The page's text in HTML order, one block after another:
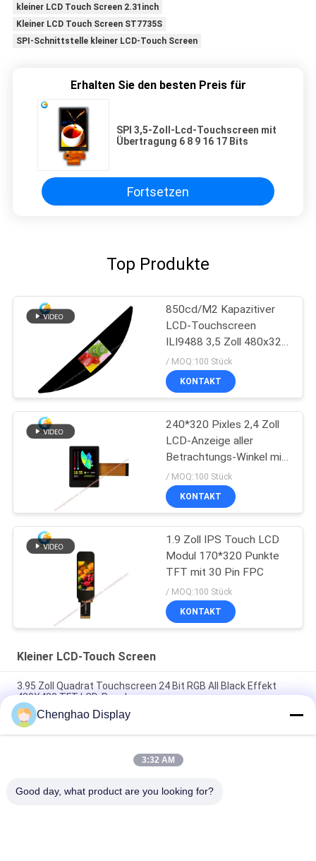
kleiner LCD Touch Screen 2.31inch
Kleiner LCD Touch Screen ST7735S
SPI-Schnittstelle kleiner LCD-Touch Screen
Erhalten Sie den besten Preis für
SPI 3,5-Zoll-Lcd-Touchscreen mit
Übertragung 6 8 9 16 17 Bits
Fortsetzen
Top Produkte
850cd/M2 Kapazitiver
LCD-Touchscreen
ILI9488 3,5 Zoll 480x320
Punkte
/ MOQ:100 Stück
KONTAKT
240*320 Pixles 2,4 Zoll
LCD-Anzeige aller
Betrachtungs-Winkel mit
I2C TP
/ MOQ:100 Stück
KONTAKT
1.9 Zoll IPS Touch LCD
Modul 170*320 Punkte
TFT mit 30 Pin FPC
/ MOQ:100 Stück
KONTAKT
Kleiner LCD-Touch Screen
3.95 Zoll Quadrat Touchscreen 24 Bit RGB All Black Effekt
480X480 TFT LCD-Panel
3 Zoll Farb-Touchscreen-Display 800x268 Pixel 25 Pins IPS Tft
LCD-Modul
5.5 Zoll Kleiner LCD-Touchscreen 1080*1920 Pixel 31 Pins
Chenghao Display
3:32 AM
Good day, what product are you looking for?